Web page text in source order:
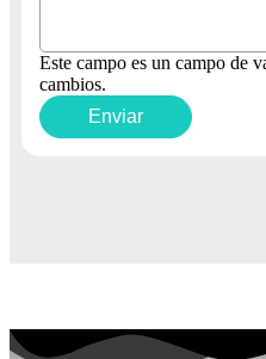
Este campo es un campo de
cambios.